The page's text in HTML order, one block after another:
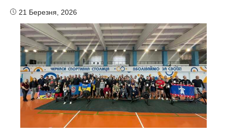
21 Березня, 2026